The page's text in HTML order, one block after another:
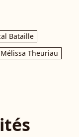
Bataille
Mélissa Theuriau